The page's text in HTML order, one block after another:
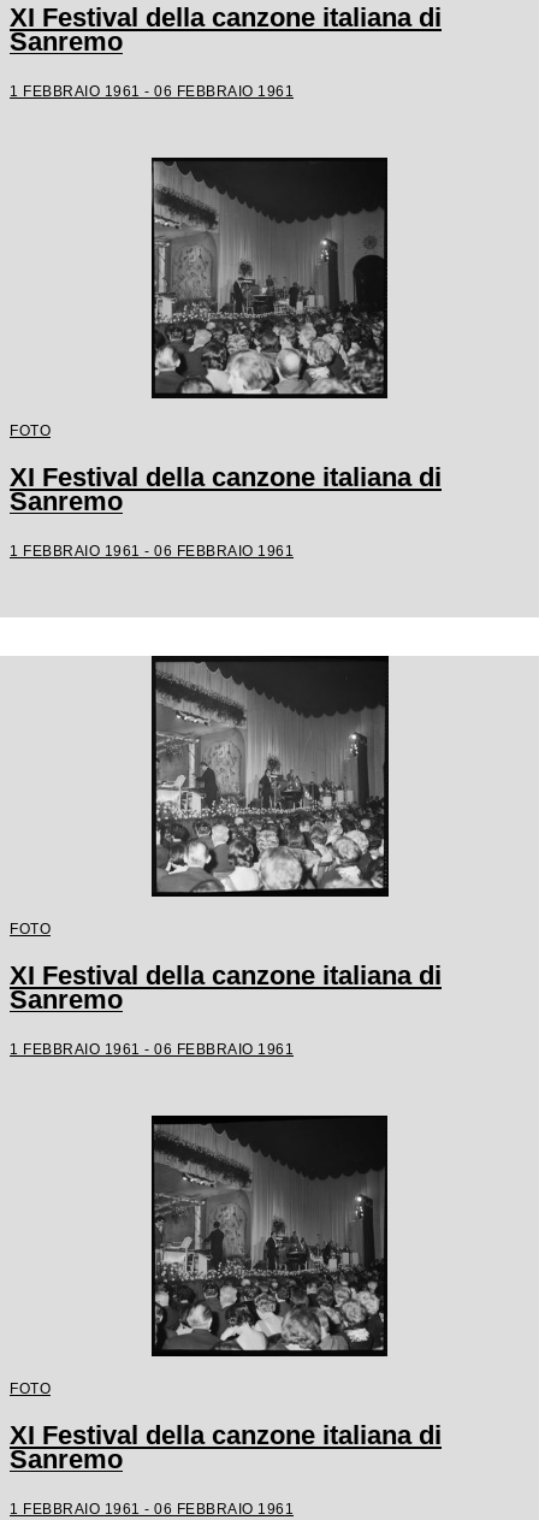
XI Festival della canzone italiana di
Sanremo
1 FEBBRAIO 1961 - 06 FEBBRAIO 1961
FOTO
XI Festival della canzone italiana di
Sanremo
1 FEBBRAIO 1961 - 06 FEBBRAIO 1961
FOTO
XI Festival della canzone italiana di
Sanremo
1 FEBBRAIO 1961 - 06 FEBBRAIO 1961
FOTO
XI Festival della canzone italiana di
Sanremo
1 FEBBRAIO 1961 - 06 FEBBRAIO 1961